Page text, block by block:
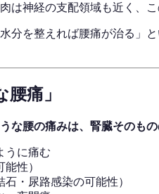
は神経の支配領域も近く、
分を整えれば腰痛が治る」
痛」
な腰の痛みは、腎臓そのも
うに痛む
性）
・尿路感染の可能性）